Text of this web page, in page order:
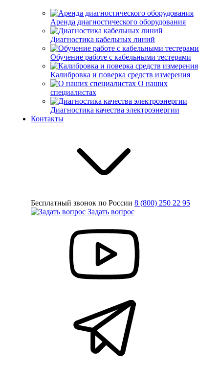
Аренда диагностического оборудования
Диагностика кабельных линий
Обучение работе с кабельными тестерами
Калибровка и поверка средств измерения
О наших
специалистах
Диагностика качества электроэнергии
Контакты
Бесплатный звонок по России 8 (800) 250 22 95
Задать вопрос